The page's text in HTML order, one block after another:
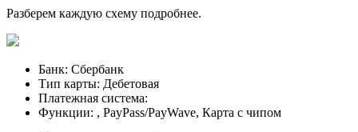
Разберем каждую схему подробнее.
Банк: Сбербанк
Тип карты: Дебетовая
Платежная система:
Функции: , PayPass/PayWave, Карта с чипом